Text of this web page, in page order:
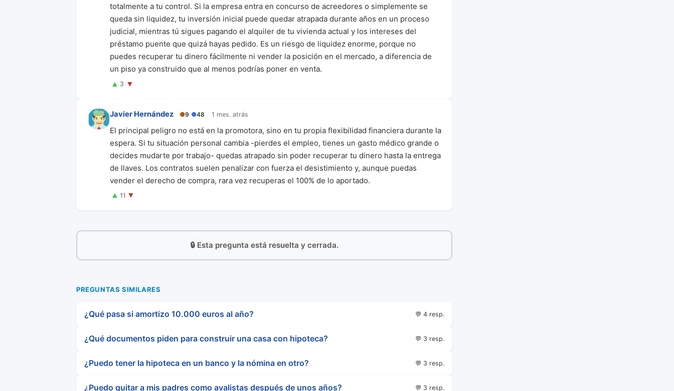
totalmente a tu control. Si la empresa entra en concurso de acreedores o simplemente se
queda sin liquidez, tu inversión inicial puede quedar atrapada durante años en un proceso
judicial, mientras tú sigues pagando el alquiler de tu vivienda actual y los intereses del
préstamo puente que quizá hayas pedido. Es un riesgo de liquidez enorme, porque no
puedes recuperar tu dinero fácilmente ni vender la posición en el mercado, a diferencia de
un piso ya construido que al menos podrías poner en venta.
▲ 3 ▼
Javier Hernández ●9 ●48 1 mes. atrás
El principal peligro no está en la promotora, sino en tu propia flexibilidad financiera durante la
espera. Si tu situación personal cambia -pierdes el empleo, tienes un gasto médico grande o
decides mudarte por trabajo- quedas atrapado sin poder recuperar tu dinero hasta la entrega
de llaves. Los contratos suelen penalizar con fuerza el desistimiento y, aunque puedas
vender el derecho de compra, rara vez recuperas el 100% de lo aportado.
▲ 11 ▼
🔒 Esta pregunta está resuelta y cerrada.
PREGUNTAS SIMILARES
¿Qué pasa si amortizo 10.000 euros al año? 💬 4 resp.
¿Qué documentos piden para construir una casa con hipoteca? 💬 3 resp.
¿Puedo tener la hipoteca en un banco y la nómina en otro? 💬 3 resp.
¿Puedo quitar a mis padres como avalistas después de unos años? 💬 3 resp.